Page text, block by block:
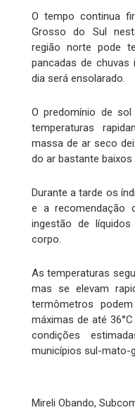
O tempo continua
Grosso do Sul
região norte pode
pancadas de
dia será ensolarado.
O predomínio de
temperaturas
massa de ar seco
do ar bastante baixos
Durante a tarde os
e a recomendação
ingestão de
corpo.
As temperaturas
mas se elevam
termômetros
máximas de até
condições
municípios sul-mato-
Mireli Obando,